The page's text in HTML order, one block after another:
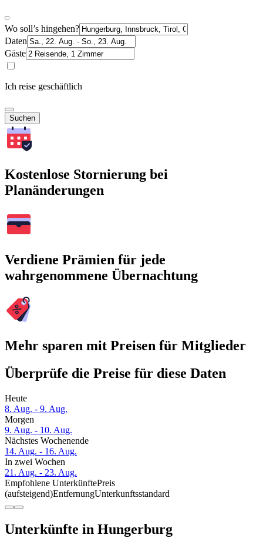
Wo soll’s hingehen?
Daten
Gäste
Ich reise geschäftlich
Suchen
Kostenlose Stornierung bei
Planänderungen
Verdiene Prämien für jede
wahrgenommene Übernachtung
Mehr sparen mit Preisen für Mitglieder
Überprüfe die Preise für diese Daten
Heute
8. Aug. - 9. Aug.
Morgen
9. Aug. - 10. Aug.
Nächstes Wochenende
14. Aug. - 16. Aug.
In zwei Wochen
21. Aug. - 23. Aug.
Empfohlene UnterkünftePreis
(aufsteigend)EntfernungUnterkunftsstandard
Unterkünfte in Hungerburg